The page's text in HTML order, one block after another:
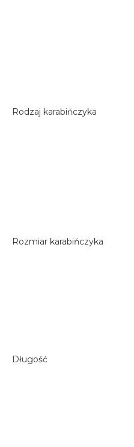
Rodzaj karabińczyka
Rozmiar karabińczyka
Długość